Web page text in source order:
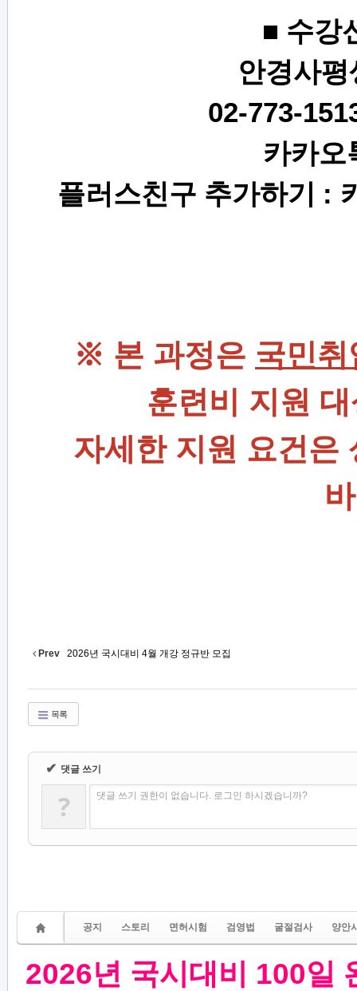
■ 수강
안경사
02-773-
카카
플러스친구 추가하기 :
※ 본 과정은 국민
훈련비 지원
자세한 지원 요건은
Prev 2026년 국시대비 4월 개강 정규반 모집
목록
✔ 댓글 쓰기
? 댓글 쓰기 권한이 없습니다. 로그인 하시겠습니까?
공지 스토리 면허시험 검영법 굴절검사 양안
2026년 국시대비 100일